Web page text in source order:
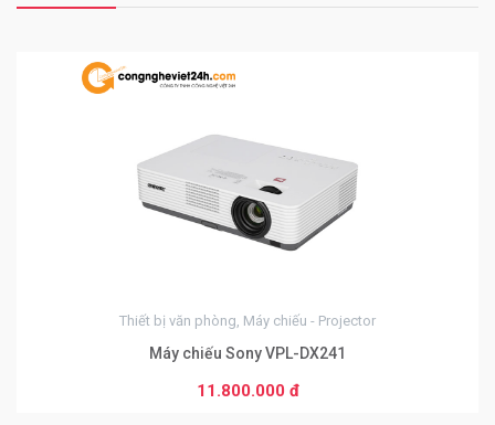
Thiết bị văn phòng, Máy chiếu - Projector
Máy chiếu Sony VPL-DX241
11.800.000 đ